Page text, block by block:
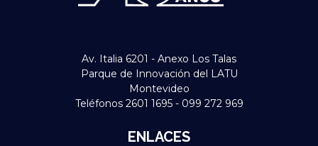
Av. Italia 6201 - Anexo Los Talas
Parque de Innovación del LATU
Montevideo
Teléfonos 2601 1695 - 099 272 969
ENLACES